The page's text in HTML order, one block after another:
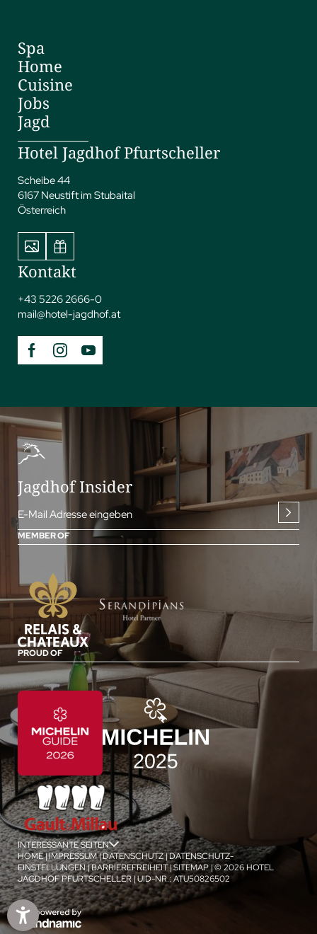
jSPA
1/4
Spa
Home
Cuisine
Jobs
Jagd
Hotel Jagdhof Pfurtscheller
Scheibe 44
6167 Neustift im Stubaital
Österreich
Kontakt
+43 5226 2666-0
mail@hotel-jagdhof.at
Jagdhof Insider
E-Mail Adresse eingeben
MEMBER OF
PROUD OF
INTERESSANTE SEITEN
HOME|IMPRESSUM|DATENSCHUTZ|DATENSCHUTZ-
EINSTELLUNGEN|BARRIEREFREIHEIT|SITEMAP|© 2026 HOTEL
JAGDHOF PFURTSCHELLER|UID-NR.: ATU50826502